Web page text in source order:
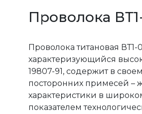
Проволока
Проволока титановая
характеризующийся
19807-91, содержит в
посторонних примесей –
характеристики в
показателем